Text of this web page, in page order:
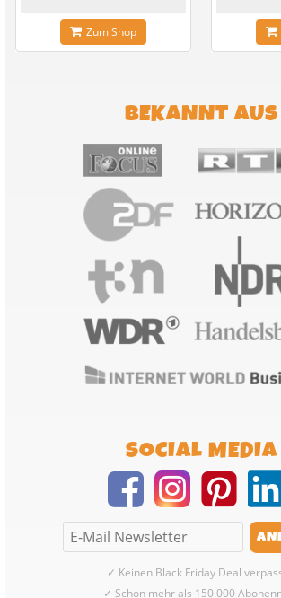
Zum Shop
BEKANNT AUS
SOCIAL MEDIA
✓ Keinen Black Friday Deal
✓ Schon mehr als 150.000